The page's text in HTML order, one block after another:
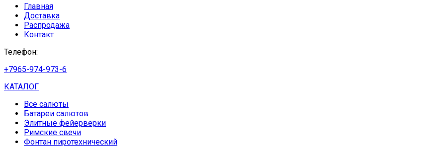
Главная
Доставка
Распродажа
Контакт
Телефон:
+7965-974-973-6
КАТАЛОГ
Все салюты
Батареи салютов
Элитные фейерверки
Римские свечи
Фонтан пиротехнический